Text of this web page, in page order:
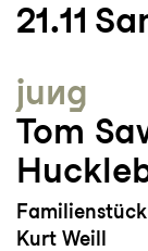
21.11
jung
Tom
Kurt Weill